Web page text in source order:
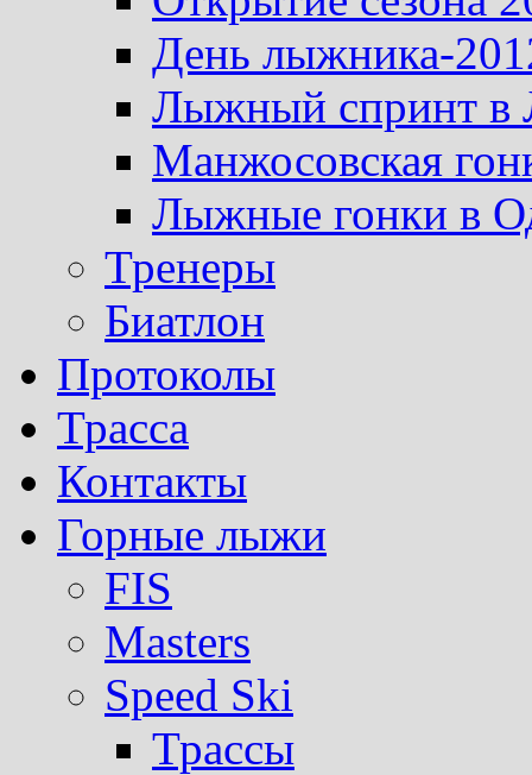
День лыжника-
Лыжный спринт в
Манжосовская
Лыжные гонки в
Тренеры
Биатлон
Протоколы
Трасса
Контакты
Горные лыжи
FIS
Masters
Speed Ski
Трассы